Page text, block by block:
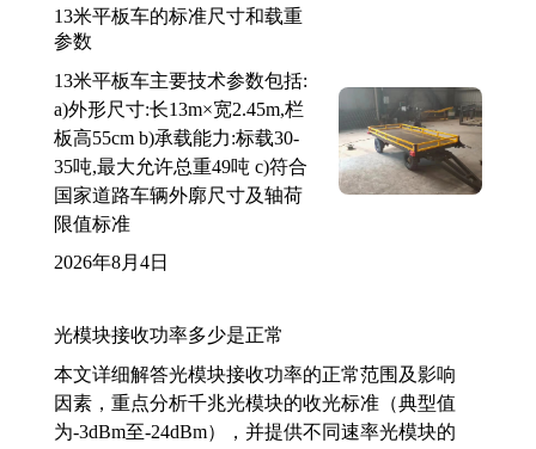
13米平板车的标准尺寸和载重
参数
13米平板车主要技术参数包括:
a)外形尺寸:长13m×宽2.45m,栏
板高55cm b)承载能力:标载30-
35吨,最大允许总重49吨 c)符合
国家道路车辆外廓尺寸及轴荷
限值标准
2026年8月4日
光模块接收功率多少是正常
本文详细解答光模块接收功率的正常范围及影响
因素，重点分析千兆光模块的收光标准（典型值
为-3dBm至-24dBm），并提供不同速率光模块的